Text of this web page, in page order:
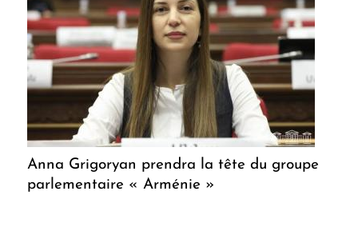
Anna Grigoryan prendra la tête du groupe
parlementaire « Arménie »